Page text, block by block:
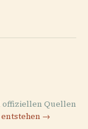
offiziellen Quellen
entstehen →